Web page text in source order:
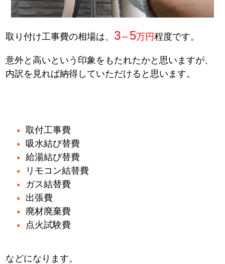
取り付け工事費の相場は、 3～ 5万円程度です。
意外と高いという印象をもたれたかと思いますが、
内訳を見れば納得していただけると思います。
取付工事費
吸水結び替費
給湯結び替費
リモコン結替費
ガス結替費
出張費
廃材廃棄費
点火試験費
などになります。